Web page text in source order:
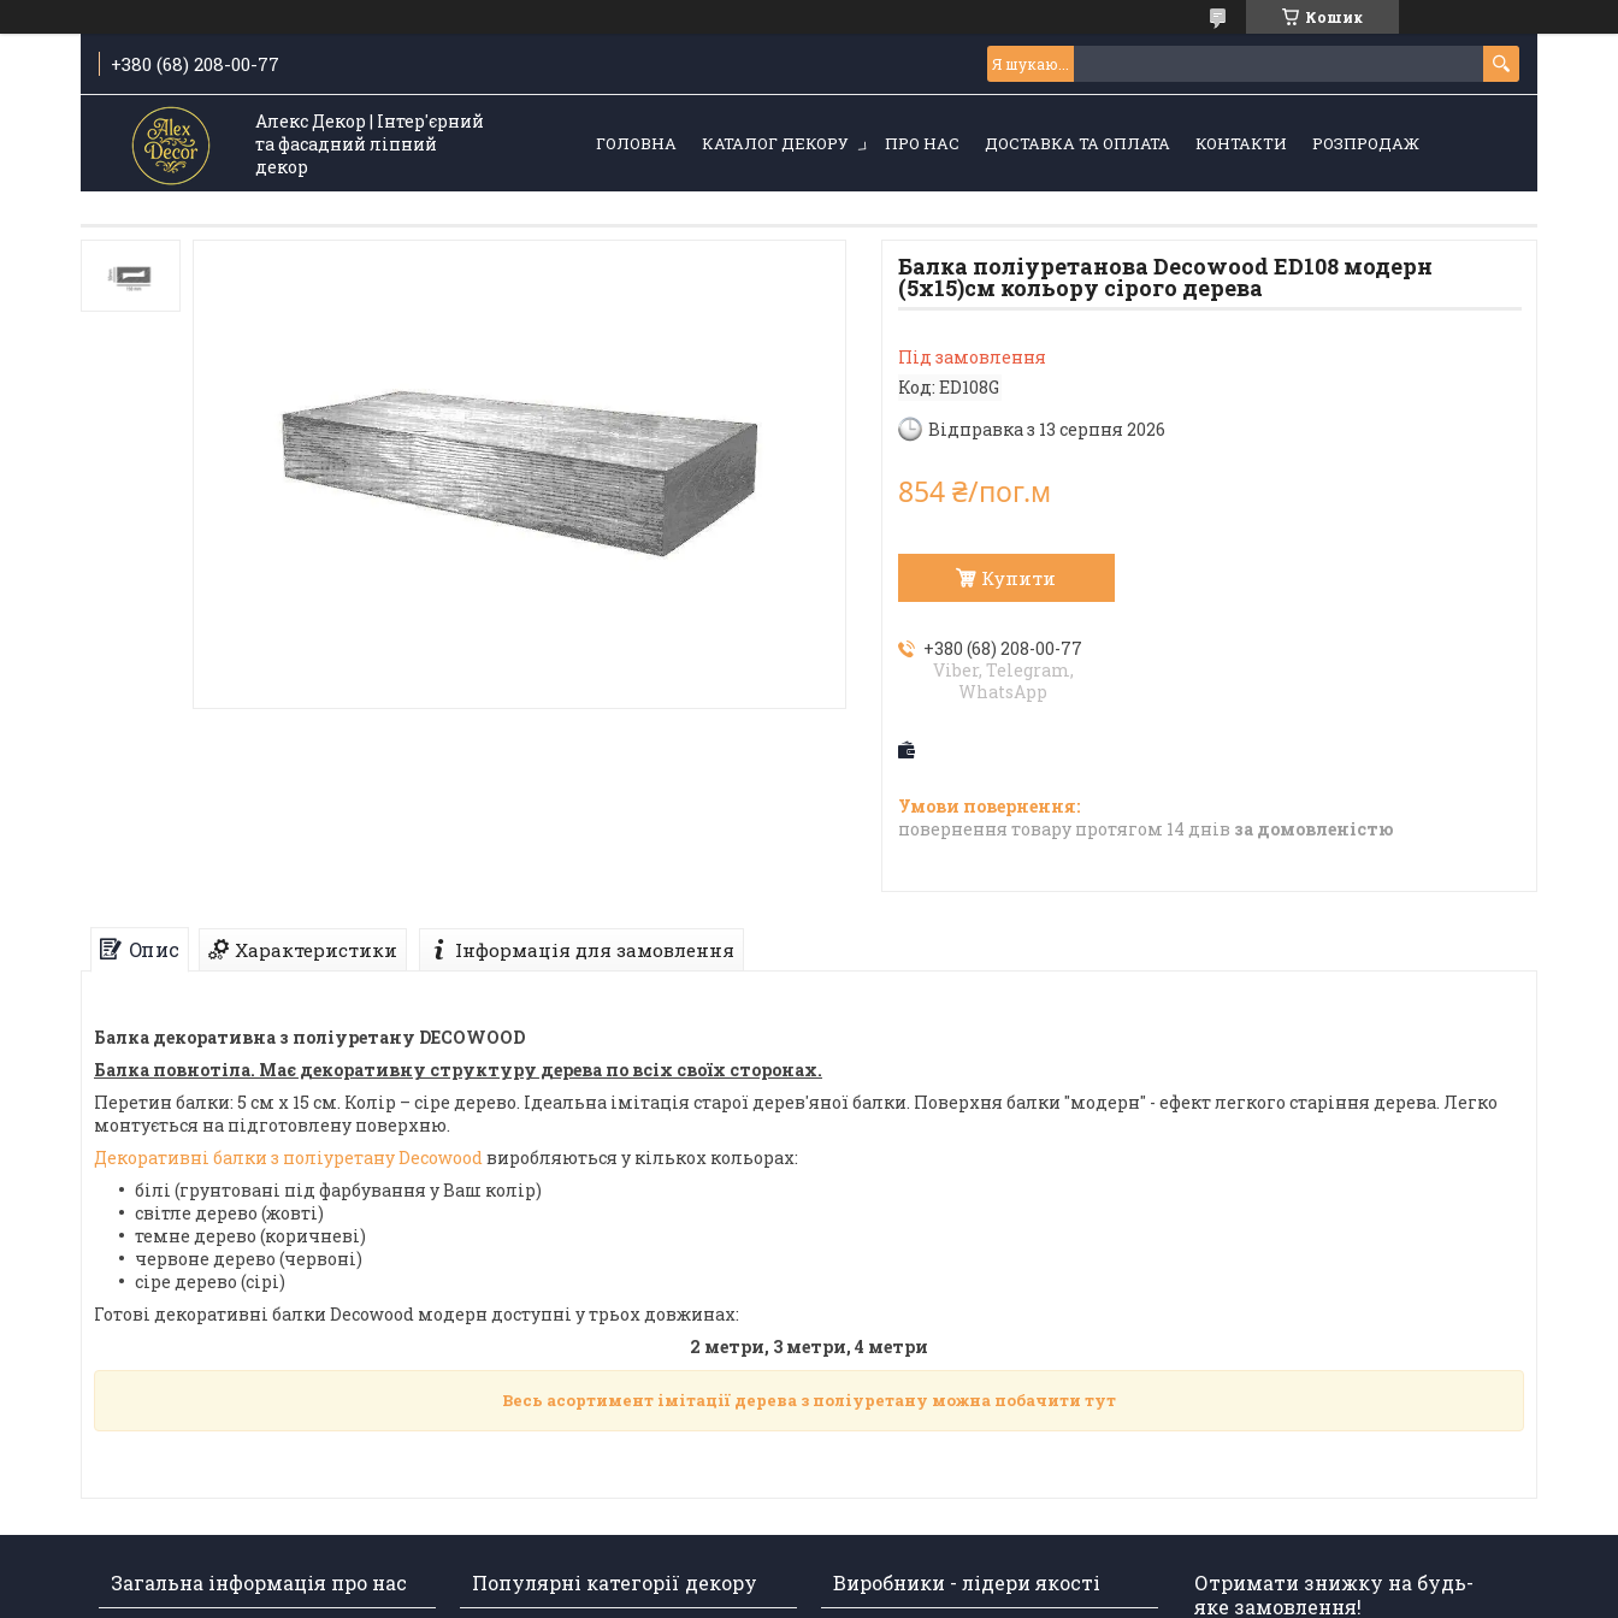
Кошик
+380 (68) 208-00-77
Алекс Декор | Інтер'єрний
та фасадний ліпний
декор
ГОЛОВНА КАТАЛОГ ДЕКОРУ ПРО НАС ДОСТАВКА ТА ОПЛАТА КОНТАКТИ РОЗПРОДАЖ
Балка поліуретанова Decowood ED108 модерн
(5х15)см кольору сірого дерева
Під замовлення
Код: ED108G
Відправка з 13 серпня 2026
854 ₴/пог.м
Купити
+380 (68) 208-00-77
Viber, Telegram,
WhatsApp
повернення товару протягом 14 днів за домовленістю
Опис Характеристики Інформація для замовлення
Балка декоративна з поліуретану DECOWOOD
Балка повнотіла. Має декоративну структуру дерева по всіх своїх сторонах.
Перетин балки: 5 см х 15 см. Колір – сіре дерево. Ідеальна імітація старої дерев'яної балки. Поверхня балки "модерн" - ефект легкого старіння дерева. Легко
монтується на підготовлену поверхню.
Декоративні балки з поліуретану Decowoodвиробляються у кількох кольорах:
білі (грунтовані під фарбування у Ваш колір)
світле дерево (жовті)
темне дерево (коричневі)
червоне дерево (червоні)
сіре дерево (сірі)
Готові декоративні балки Decowood модерн доступні у трьох довжинах:
2 метри, 3 метри, 4 метри
Весь асортимент імітації дерева з поліуретану можна побачити тут
Загальна інформація про нас Популярні категорії декору Виробники - лідери якості
Отримати знижку на будь-
яке замовлення!